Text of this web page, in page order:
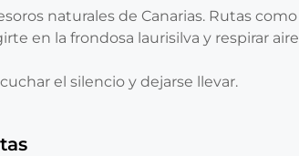
naturales de Canarias. Rutas
en la frondosa laurisilva y respirar
el silencio y dejarse llevar.